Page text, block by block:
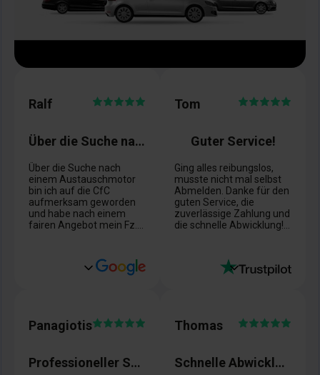
Ralf
Über die Suche nach einem Austauschmotor
Über die Suche nach
einem Austauschmotor
bin ich auf die CfC
aufmerksam geworden
und habe nach einem
fairen Angebot mein Fz.
Paulat war sehr
freundlich und
Ohne Einschränkungen
zu empfehlen.
Tom
Guter Service!
Ging alles reibungslos,
musste nicht mal selbst
Abmelden. Danke für den
guten Service, die
zuverlässige Zahlung und
die schnelle Abwicklung!
Panagiotis
Professioneller Service, kann ich nur empfehlen.
Thomas
Schnelle Abwicklung und guter Preis